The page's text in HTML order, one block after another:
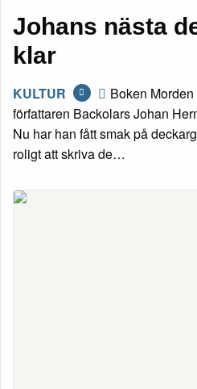
Johans nästa
klar
KULTUR
Boken
författaren Backolars Johan
Nu har han fått smak på
roligt att skriva de…